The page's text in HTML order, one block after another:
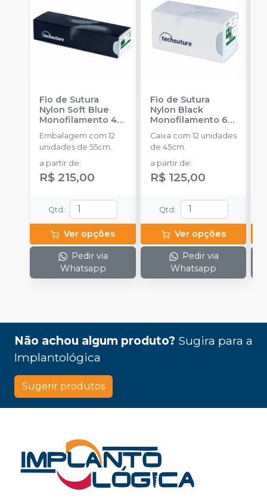
Fio de Sutura
Nylon Soft Blue
Monofilamento 4-
- TECHSUTURE
Embalagem com 12
unidades de 55cm.
a partir de:
R$ 215,00
Qtd:
Ver opções
Pedir via
Whatsapp
Fio de Sutura
Nylon Black
Monofilamento 6-
- TECHSUTURE
Caixa com 12 unidades
de 45cm.
a partir de:
R$ 125,00
Qtd:
Ver opções
Pedir via
Whatsapp
Não achou algum produto? Sugira para a
Implantológica
Sugerir produtos